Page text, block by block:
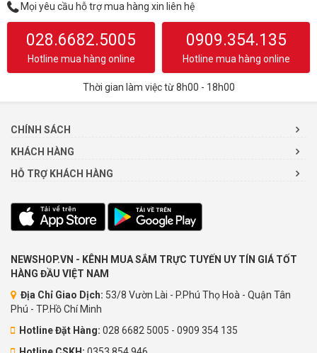
Mọi yêu cầu hỗ trợ mua hàng xin liên hệ
028.6682.5005
Hotline mua hàng online
0909.354.135
Hotline mua hàng online
Thời gian làm việc từ 8h00 - 18h00
CHÍNH SÁCH
KHÁCH HÀNG
HỖ TRỢ KHÁCH HÀNG
NEWSHOP.VN - KÊNH MUA SẮM TRỰC TUYẾN UY TÍN GIÁ TỐT
HÀNG ĐẦU VIỆT NAM
Địa Chỉ Giao Dịch: 53/8 Vườn Lài - P.Phú Thọ Hoà - Quận Tân
Phú - TP.Hồ Chí Minh
Hotline Đặt Hàng: 028 6682 5005 - 0909 354 135